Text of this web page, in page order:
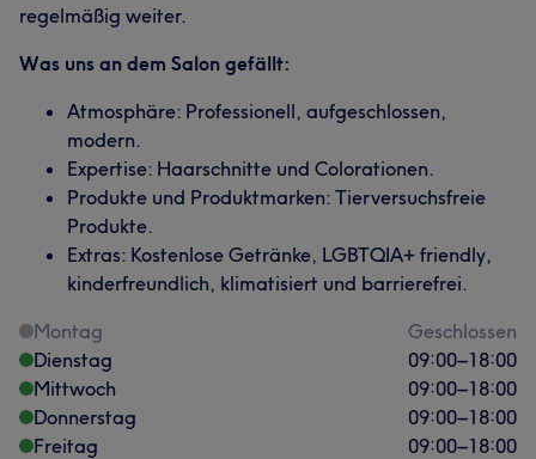
regelmäßig weiter.
Was uns an dem Salon gefällt:
Atmosphäre: Professionell, aufgeschlossen,
modern.
Expertise: Haarschnitte und Colorationen.
Produkte und Produktmarken: Tierversuchsfreie
Produkte.
Extras: Kostenlose Getränke, LGBTQIA+ friendly,
kinderfreundlich, klimatisiert und barrierefrei.
Montag
Geschlossen
Dienstag
09:00–18:00
Mittwoch
09:00–18:00
Donnerstag
09:00–18:00
Freitag
09:00–18:00